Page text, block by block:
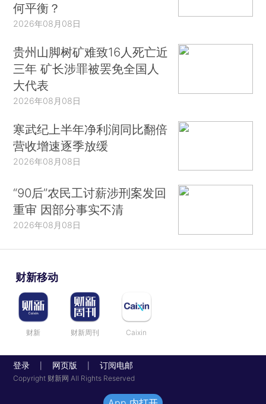
何平衡？
2026年08月08日
贵州山脚树矿难致16人死亡近
三年 矿长涉罪被罢免全国人
大代表
2026年08月08日
寒武纪上半年净利润同比翻倍
营收增速逐季放缓
2026年08月08日
“90后”农民工讨薪涉刑案发回
重审 因部分事实不清
2026年08月08日
财新移动
财新 财新周刊 Caixin
登录 网页版 订阅电邮
Copyright 财新网 All Rights Reserved